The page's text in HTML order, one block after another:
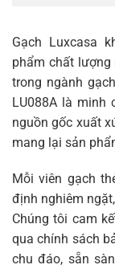
Gạch Luxcasa
phẩm chất
trong ngành
LU088A là minh
nguồn gốc xuất
mang lại sản
Mỗi viên gạch
định nghiêm
Chúng tôi cam
qua chính sách
chu đáo, sẵn